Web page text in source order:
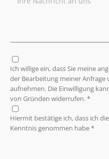
Ich willige ein, dass Sie meine
der Bearbeitung meiner
aufnehmen. Die Einwilligung
von Gründen widerrufen. *
Hiermit bestätige ich, dass ich die
Kenntnis genommen habe *